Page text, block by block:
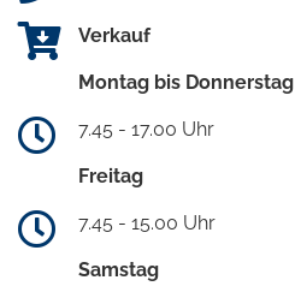
Verkauf
Montag bis Donnerstag
7.45 - 17.00 Uhr
Freitag
7.45 - 15.00 Uhr
Samstag